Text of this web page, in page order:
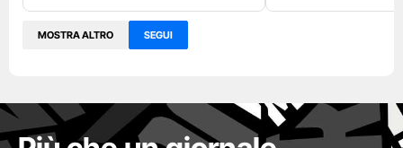
MOSTRA ALTRO SEGUI